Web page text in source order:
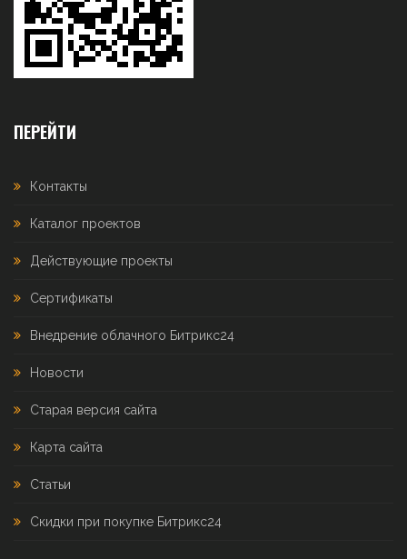
ПЕРЕЙТИ
Контакты
Каталог проектов
Действующие проекты
Сертификаты
Внедрение облачного Битрикс24
Новости
Старая версия сайта
Карта сайта
Статьи
Скидки при покупке Битрикс24